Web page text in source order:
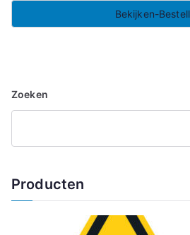
Bekijken-
Zoeken
Producten